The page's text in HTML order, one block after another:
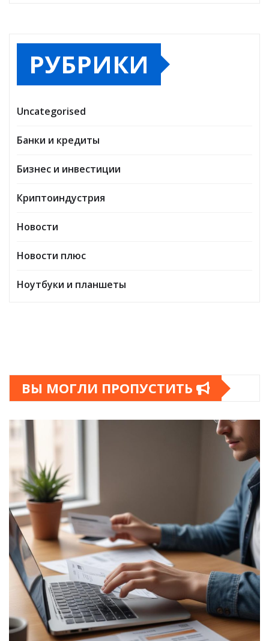
РУБРИКИ
Uncategorised
Банки и кредиты
Бизнес и инвестиции
Криптоиндустрия
Новости
Новости плюс
Ноутбуки и планшеты
ВЫ МОГЛИ ПРОПУСТИТЬ